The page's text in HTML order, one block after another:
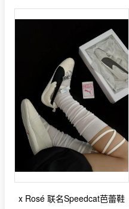
x Rosé 联名Speedcat芭蕾鞋